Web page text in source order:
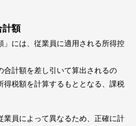
額
」には、従業員に適用される所得控
合計額を差し引いて算出されるの
得税額を計算するもととなる、課税
業員によって異なるため、正確に計